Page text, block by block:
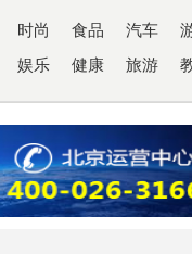
时尚 食品 汽车
娱乐 健康 旅游